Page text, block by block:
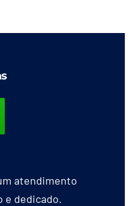
atendimento
e dedicado.